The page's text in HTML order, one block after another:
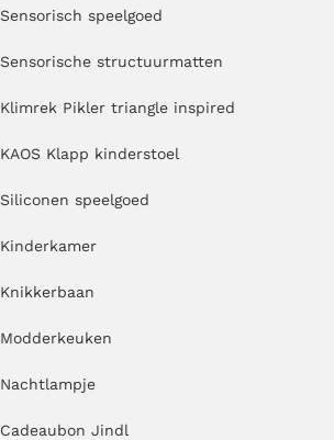
Sensorisch speelgoed
Sensorische structuurmatten
Klimrek Pikler triangle inspired
KAOS Klapp kinderstoel
Siliconen speelgoed
Kinderkamer
Knikkerbaan
Modderkeuken
Nachtlampje
Cadeaubon Jindl